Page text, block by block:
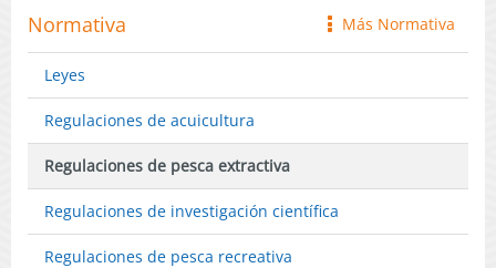
icono
Más Normativa
Normativa
Leyes
Regulaciones de acuicultura
Regulaciones de pesca extractiva
Regulaciones de investigación científica
Regulaciones de pesca recreativa